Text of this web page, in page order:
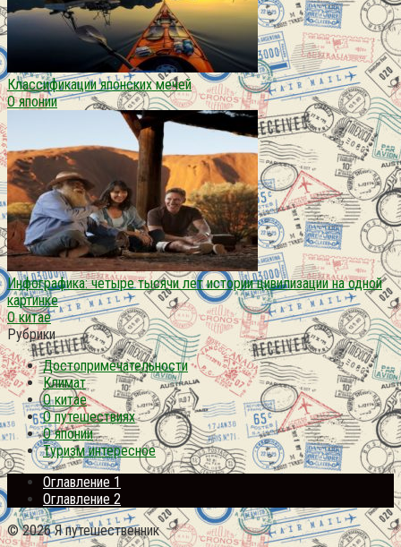
Классификации японских мечей
О японии
Инфографика: четыре тысячи лет истории цивилизации на одной
картинке
О китае
Рубрики
Достопримечательности
Климат
О китае
О путешествиях
О японии
Туризм интересное
Оглавление 1
Оглавление 2
© 2026 Я путешественник